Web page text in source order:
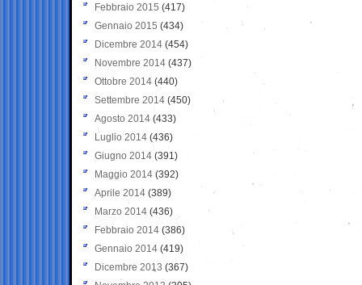
Febbraio 2015 (417)
Gennaio 2015 (434)
Dicembre 2014 (454)
Novembre 2014 (437)
Ottobre 2014 (440)
Settembre 2014 (450)
Agosto 2014 (433)
Luglio 2014 (436)
Giugno 2014 (391)
Maggio 2014 (392)
Aprile 2014 (389)
Marzo 2014 (436)
Febbraio 2014 (386)
Gennaio 2014 (419)
Dicembre 2013 (367)